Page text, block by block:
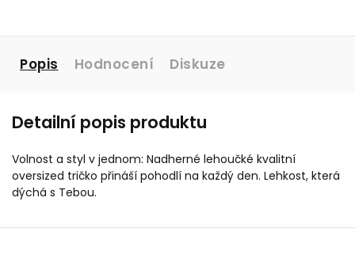
Popis Hodnocení Diskuze
Detailní popis produktu
Volnost a styl v jednom: Nadherné lehoučké kvalitní
oversized tričko přináší pohodlí na každý den. Lehkost, která
dýchá s Tebou.